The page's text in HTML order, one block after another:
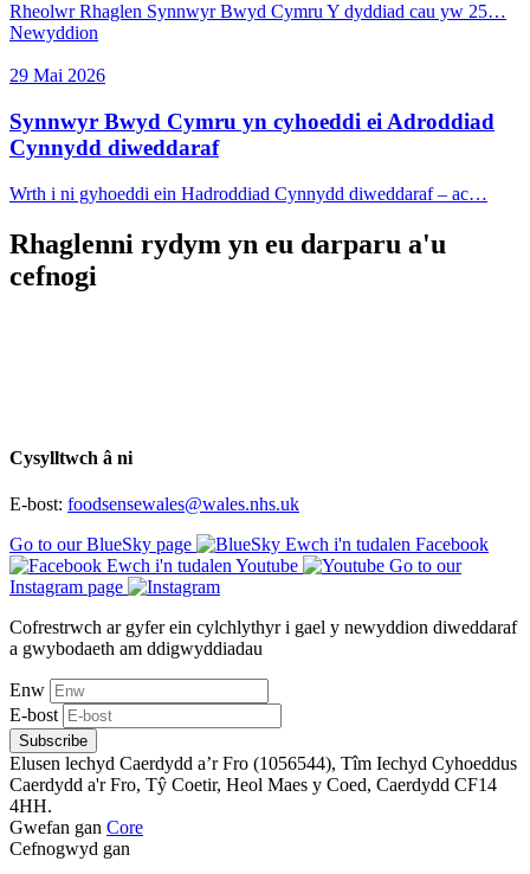
Rheolwr Rhaglen Synnwyr Bwyd Cymru Y dyddiad cau yw 25…
Newyddion
29 Mai 2026
Synnwyr Bwyd Cymru yn cyhoeddi ei Adroddiad
Cynnydd diweddaraf
Wrth i ni gyhoeddi ein Hadroddiad Cynnydd diweddaraf – ac…
Rhaglenni rydym yn eu darparu a'u
cefnogi
Cysylltwch â ni
E-bost: foodsensewales@wales.nhs.uk
Go to our BlueSky page
Ewch i'n tudalen Facebook
Ewch i'n tudalen Youtube
Go to our
Instagram page
Cofrestrwch ar gyfer ein cylchlythyr i gael y newyddion diweddaraf
a gwybodaeth am ddigwyddiadau
Enw
E-bost
Subscribe
Elusen lechyd Caerdydd a’r Fro (1056544), Tîm Iechyd Cyhoeddus
Caerdydd a'r Fro, Tŷ Coetir, Heol Maes y Coed, Caerdydd CF14
4HH.
Gwefan gan Core
Cefnogwyd gan